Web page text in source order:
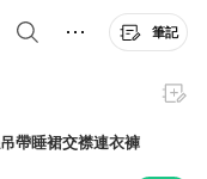
筆記
帶睡裙交襟連衣褲